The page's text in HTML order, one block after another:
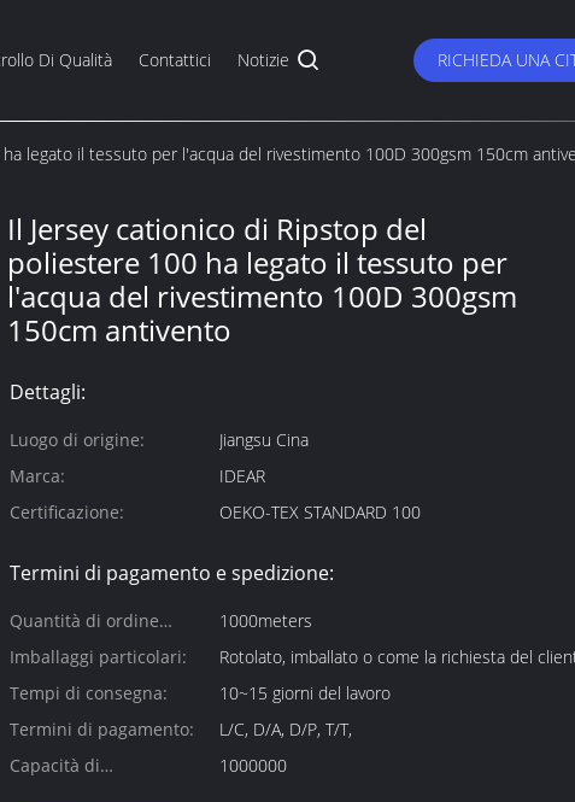
Di Qualità Contattici Notizie RICHIEDA UNA
legato il tessuto per l'acqua del rivestimento 100D 300gsm 150cm
Il Jersey cationico di Ripstop del
poliestere 100 ha legato il tessuto per
l'acqua del rivestimento 100D 300gsm
150cm antivento
Dettagli:
Luogo di origine:
Jiangsu Cina
Marca:
IDEAR
Certificazione:
OEKO-TEX STANDARD 100
Termini di pagamento e spedizione:
Quantità di ordine
minimo:
1000meters
Imballaggi particolari:
Rotolato, imballato o come la richiesta del
Tempi di consegna:
10~15 giorni del lavoro
Termini di pagamento:
L/C, D/A, D/P, T/T,
Capacità di
1000000